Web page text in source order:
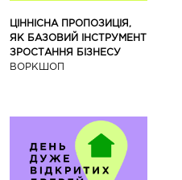
ЦІННІСНА ПРОПОЗИЦІЯ,
ЯК БАЗОВИЙ ІНСТРУМЕНТ
ЗРОСТАННЯ БІЗНЕСУ
ВОРКШОП